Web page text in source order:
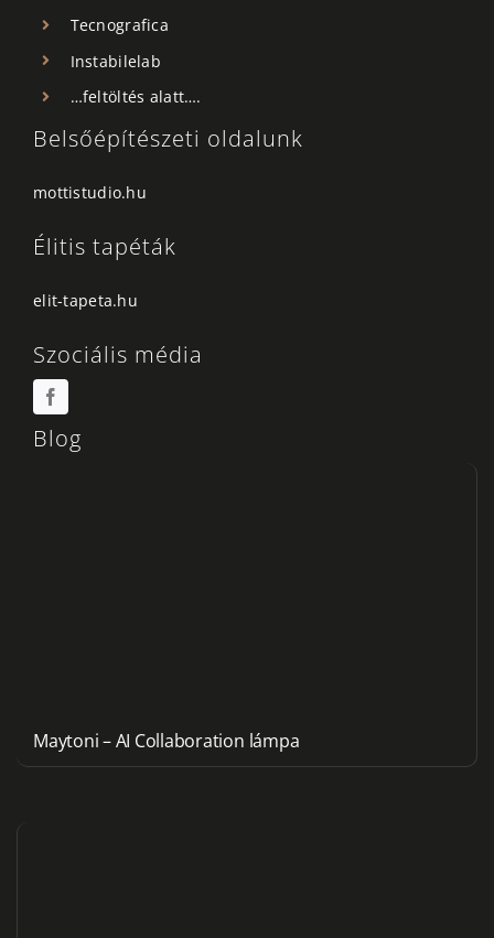
Tecnografica
Instabilelab
…feltöltés alatt….
Belsőépítészeti oldalunk
mottistudio.hu
Élitis tapéták
elit-tapeta.hu
Szociális média
Blog
Maytoni – AI Collaboration lámpa